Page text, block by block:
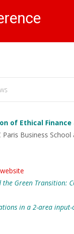
of Ethical
Business
Green Transition:
in a 2-area